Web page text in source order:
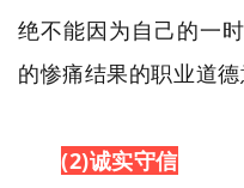
绝不能因为自己的一
的惨痛结果的职业道德
(2)诚实守信